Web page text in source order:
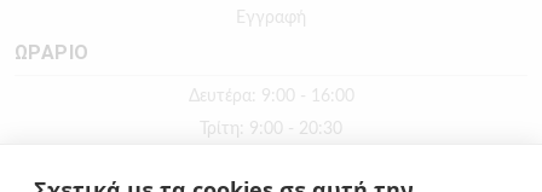
Εγγραφή
ΩΡΑΡΙΟ
Δευτέρα: 9:00 - 16:00
Τρίτη: 9:00 - 20:30